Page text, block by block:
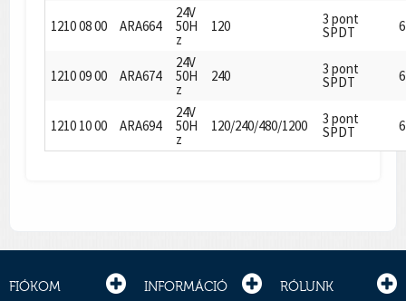
1210 08 00 ARA664
24V
50H
z
120 3 pont
SPDT 6
1210 09 00 ARA674
24V
50H
z
240 3 pont
SPDT 6
1210 10 00 ARA694
24V
50H
z
120/240/480/1200 3 pont
SPDT 6
FIÓKOM INFORMÁCIÓ RÓLUNK